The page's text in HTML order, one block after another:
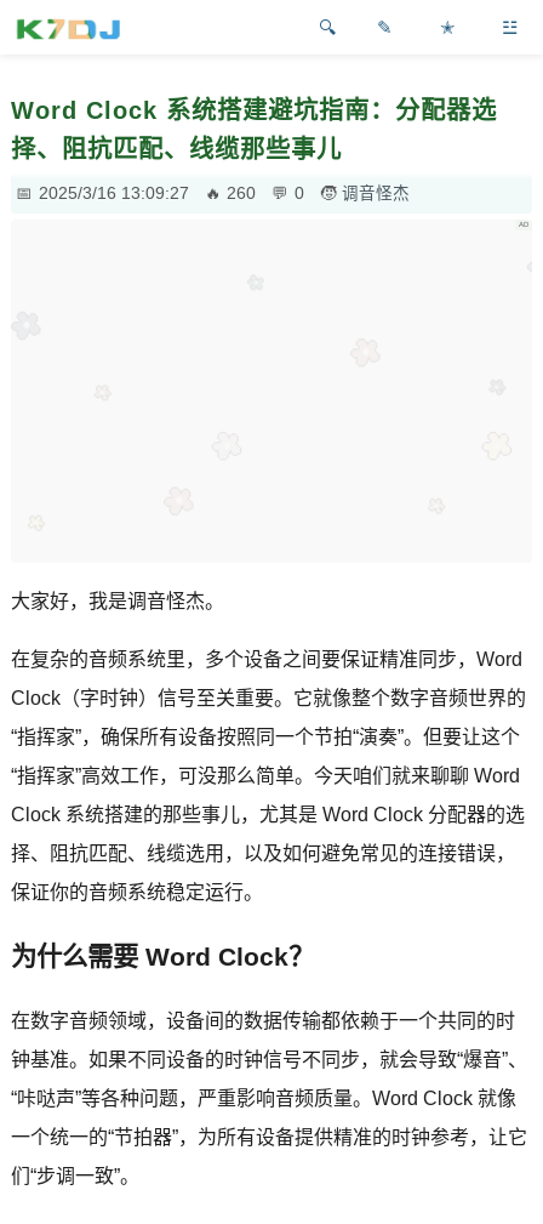
✎ ✭ ☳
Word Clock 系统搭建避坑指南：分配器选
择、阻抗匹配、线缆那些事儿
2025/3/16 13:09:27 260 0 调音怪杰
大家好，我是调音怪杰。
在复杂的音频系统里，多个设备之间要保证精准同步，Word
Clock（字时钟）信号至关重要。它就像整个数字音频世界的
“指挥家”，确保所有设备按照同一个节拍“演奏”。但要让这个
“指挥家”高效工作，可没那么简单。今天咱们就来聊聊 Word
Clock 系统搭建的那些事儿，尤其是 Word Clock 分配器的选
择、阻抗匹配、线缆选用，以及如何避免常见的连接错误，
保证你的音频系统稳定运行。
为什么需要 Word Clock？
在数字音频领域，设备间的数据传输都依赖于一个共同的时
钟基准。如果不同设备的时钟信号不同步，就会导致“爆音”、
“咔哒声”等各种问题，严重影响音频质量。Word Clock 就像
一个统一的“节拍器”，为所有设备提供精准的时钟参考，让它
们“步调一致”。